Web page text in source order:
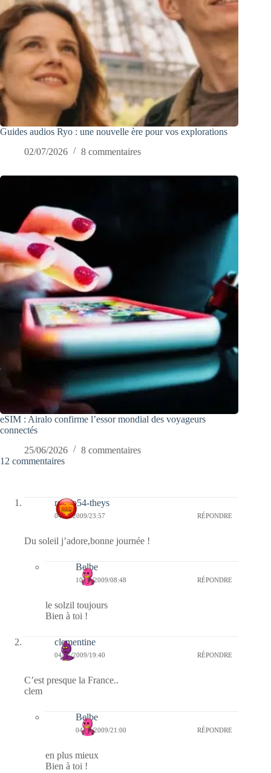
Guides audios Ryo : une nouvelle ère pour vos explorations
02/07/2026
8 commentaires
eSIM : Airalo confirme l’essor mondial des voyageurs
connectés
25/06/2026
8 commentaires
12 commentaires
rolero54-theys
04/11/2009/23:57 RÉPONDRE
Du soleil j’adore,bonne journée !
Belbe
10/11/2009/08:48 RÉPONDRE
le solzil toujours
Bien à toi !
clementine
04/11/2009/19:40 RÉPONDRE
C’est presque la France..
clem
Belbe
04/11/2009/21:00 RÉPONDRE
en plus mieux
Bien à toi !